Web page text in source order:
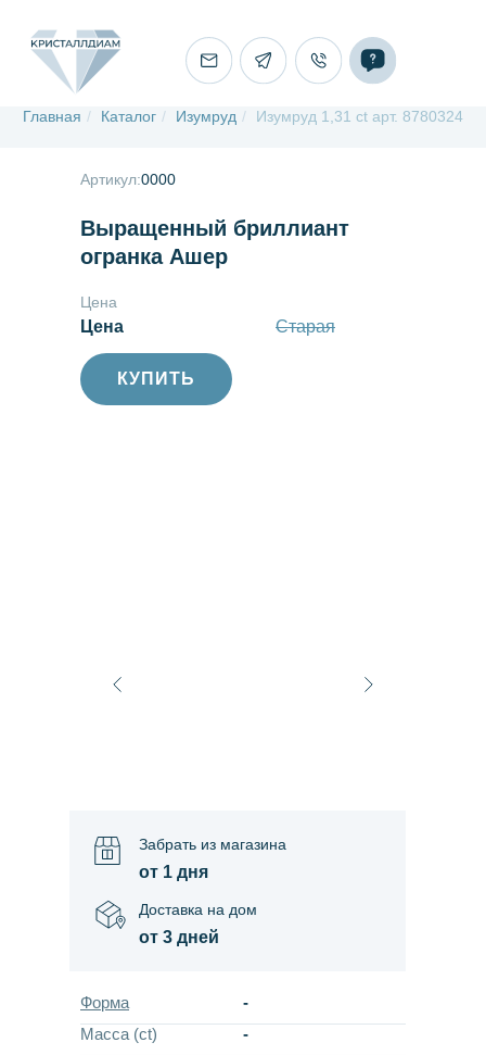
Главная / Каталог / Изумруд / Изумруд 1,31 ct арт. 8780324
от 3 дней
Доставка на дом
от 1 дня
Забрать из магазина
Выращенный бриллиант
огранка Ашер
Артикул:0000
Старая
Форма
-
Масса (ct)
-
Цена
Цена
КУПИТЬ